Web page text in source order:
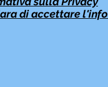
di accettare